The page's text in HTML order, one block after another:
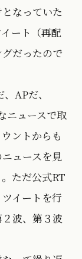
なっていた
ート（再配
だったので
APだ、
ニュースで取
ントからも
ュースを見
ただ公式RT
イートを行
波、第３波